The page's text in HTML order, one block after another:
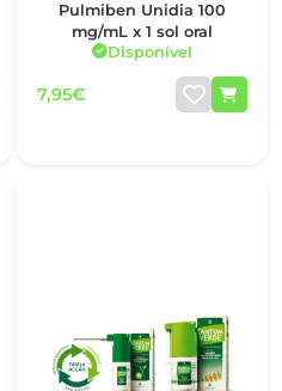
Pulmiben Unidia 100
mg/mL x 1 sol oral
Disponível
7,95€